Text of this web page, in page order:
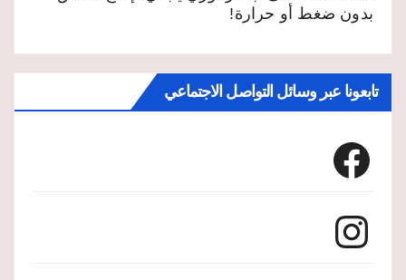
بدون ضغط أو حرارة!
تابعونا عبر وسائل التواصل الاجتماعي
Facebook
Instagram